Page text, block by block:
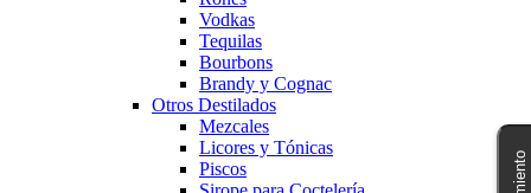
Vodkas
Tequilas
Bourbons
Brandy y Cognac
Otros Destilados
Mezcales
Licores y Tónicas
Piscos